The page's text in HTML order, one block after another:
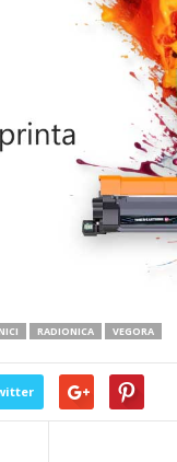
RADIONICA VEGORA